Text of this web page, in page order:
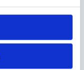
Fit: Changing